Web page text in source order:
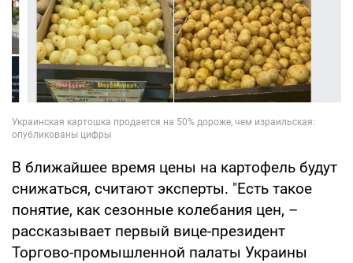
В ближайшее время цены на картофель будут
снижаться, считают эксперты. "Есть такое
понятие, как сезонные колебания цен, –
рассказывает первый вице-президент
Торгово-промышленной палаты Украины